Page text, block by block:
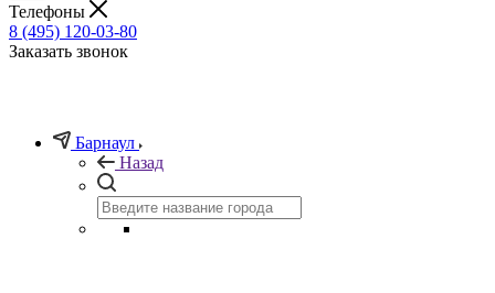
Телефоны
8 (495) 120-03-80
Заказать звонок
Барнаул
Назад